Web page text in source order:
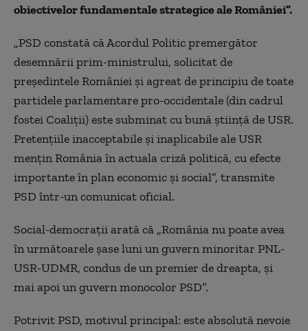
obiectivelor fundamentale strategice ale României”.
„PSD constată că Acordul Politic premergător
desemnării prim-ministrului, solicitat de
preşedintele României şi agreat de principiu de toate
partidele parlamentare pro-occidentale (din cadrul
fostei Coaliţii) este subminat cu bună ştiinţă de USR.
Pretenţiile inacceptabile şi inaplicabile ale USR
menţin România în actuala criză politică, cu efecte
importante în plan economic şi social”, transmite
PSD într-un comunicat oficial.
Social-democraţii arată că „România nu poate avea
în următoarele şase luni un guvern minoritar PNL-
USR-UDMR, condus de un premier de dreapta, şi
mai apoi un guvern monocolor PSD”.
Potrivit PSD, motivul principal: este absolută nevoie